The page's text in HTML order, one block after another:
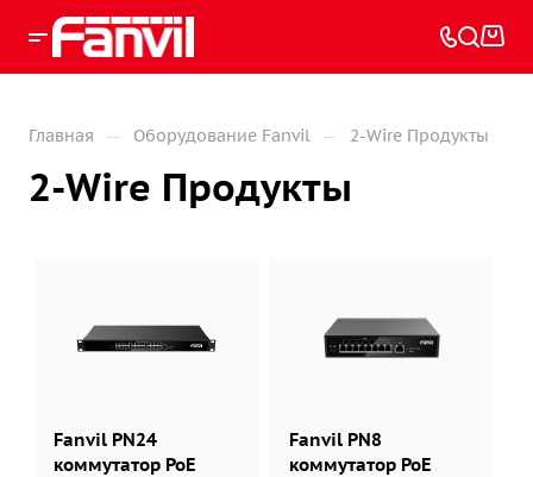
Главная — Оборудование Fanvil — 2-Wire Продукты
2-Wire Продукты
Fanvil PN24
коммутатор PoE
Fanvil PN8
коммутатор PoE